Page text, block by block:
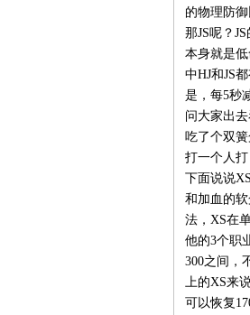
的物理防
那JS呢？
本身就是
中HJ和JS
是，每5秒
问大家出
吃了个双
打一个人
下面说说
和加血的
法，XS在
他的3个职
300之间，
上的XS来
可以恢复